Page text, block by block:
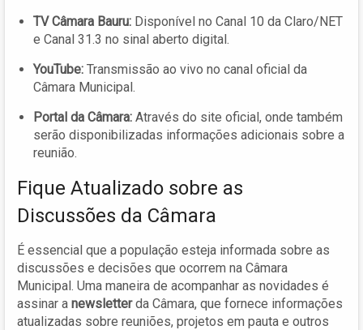
TV Câmara Bauru: Disponível no Canal 10 da Claro/NET
e Canal 31.3 no sinal aberto digital.
YouTube: Transmissão ao vivo no canal oficial da
Câmara Municipal.
Portal da Câmara: Através do site oficial, onde também
serão disponibilizadas informações adicionais sobre a
reunião.
Fique Atualizado sobre as
Discussões da Câmara
É essencial que a população esteja informada sobre as
discussões e decisões que ocorrem na Câmara
Municipal. Uma maneira de acompanhar as novidades é
assinar a newsletterda Câmara, que fornece informações
atualizadas sobre reuniões, projetos em pauta e outros